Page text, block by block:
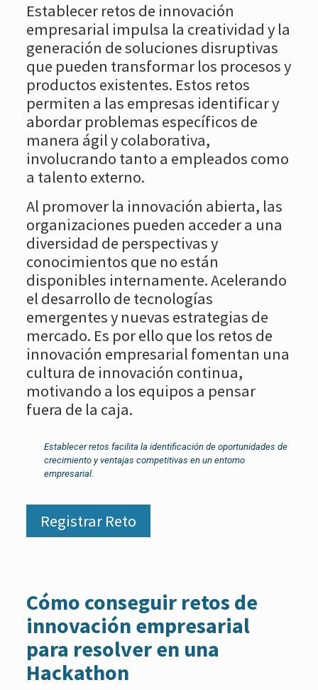
Establecer retos de innovación
empresarial impulsa la creatividad y la
generación de soluciones disruptivas
que pueden transformar los procesos y
productos existentes. Estos retos
permiten a las empresas identificar y
abordar problemas específicos de
manera ágil y colaborativa,
involucrando tanto a empleados como
a talento externo.
Al promover la innovación abierta, las
organizaciones pueden acceder a una
diversidad de perspectivas y
conocimientos que no están
disponibles internamente. Acelerando
el desarrollo de tecnologías
emergentes y nuevas estrategias de
mercado. Es por ello que los retos de
innovación empresarial fomentan una
cultura de innovación continua,
motivando a los equipos a pensar
fuera de la caja.
Establecer retos facilita la identificación de oportunidades de
crecimiento y ventajas competitivas en un entorno
empresarial.
Registrar Reto
Cómo conseguir retos de
innovación empresarial
para resolver en una
Hackathon